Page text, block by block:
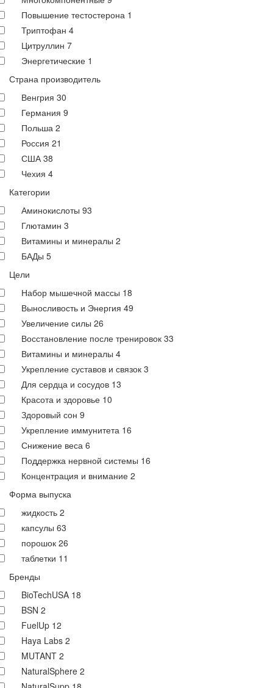
Повышение тестостерона 1
Триптофан 4
Цитруллин 7
Энергетические 1
Страна производитель
Венгрия 30
Германия 9
Польша 2
Россия 21
США38
Чехия 4
Категории
Аминокислоты 93
Глютамин 3
Витамины и минералы 2
БАДы 5
Цели
Набор мышечной массы 18
Выносливость и Энергия 49
Увеличение силы 26
Восстановление после тренировок 33
Витамины и минералы 4
Укрепление суставов и связок 3
Для сердца и сосудов 13
Красота и здоровье 10
Здоровый сон 9
Укрепление иммунитета 16
Снижение веса 6
Поддержка нервной системы 16
Концентрация и внимание 2
Форма выпуска
жидкость 2
капсулы 63
порошок 26
таблетки 11
Бренды
BioTechUSA 18
BSN 2
FuelUp 12
Haya Labs 2
MUTANT 2
NaturalSphere 2